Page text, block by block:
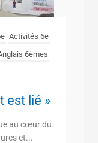
Activités 6e
6èmes
est lié »
au cœur du
et...